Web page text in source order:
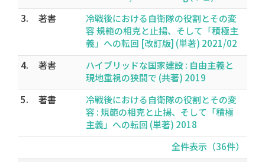
3.
著書
冷戦後における自衛隊の役割とその変
容 ――規範の相克と止揚、そして「積極主
義」への転回 [改訂版] (単著) 2021/02
4.
著書
ハイブリッドな国家建設 : 自由主義と
現地重視の狭間で (共著) 2019
5.
著書
冷戦後における自衛隊の役割とその変
容 : 規範の相克と止揚、そして「積極
主義」への転回 (単著) 2018
全件表示（36件）